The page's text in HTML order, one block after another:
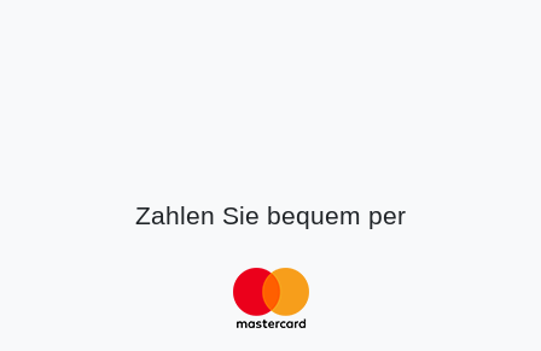
Zahlen Sie bequem per